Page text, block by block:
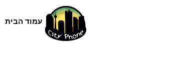
עמוד הבית